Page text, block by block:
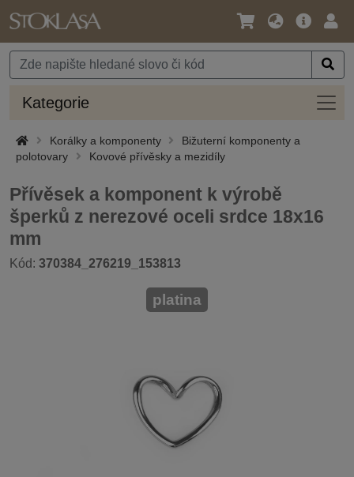
Jazyk
Měna
Hlavní
Kategorie
Korálky a komponenty
Bižuterní komponenty a
polotovary
Kovové přívěsky a mezidíly
Přívěsek a komponent k výrobě
šperků z nerezové oceli srdce 18x16
mm
Kód: 370384_276219_153813
platina